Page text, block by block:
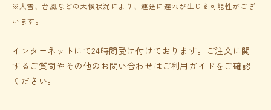
※大雪、台風などの天候状況により、運送に遅れが生じる可能性がござ
います。
インターネットにて24時間受け付けております。ご注文に関
するご質問やその他のお問い合わせはご利用ガイドをご確認
ください。